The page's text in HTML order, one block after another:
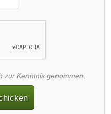
zur Kenntnis genommen.